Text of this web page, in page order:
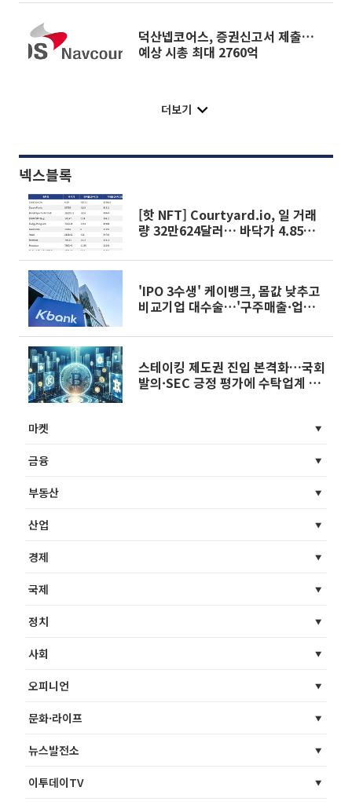
덕산넵코어스, 증권신고서 제출…
예상 시총 최대 2760억
더보기
넥스블록
[핫 NFT] Courtyard.io, 일 거래
량 32만624달러… 바닥가 4.85달
'IPO 3수생' 케이뱅크, 몸값 낮추고
비교기업 대수술…'구주매출·업비
스테이킹 제도권 진입 본격화…국회
발의·SEC 긍정 평가에 수탁업계 주
마켓
금융
부동산
산업
경제
국제
정치
사회
오피니언
문화·라이프
뉴스발전소
이투데이TV